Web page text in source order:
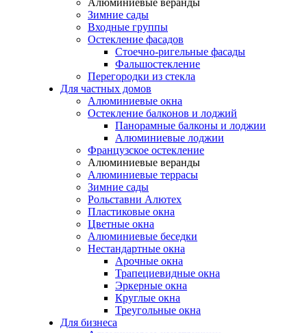
Алюминиевые веранды
Зимние сады
Входные группы
Остекление фасадов
Стоечно-ригельные фасады
Фальшостекление
Перегородки из стекла
Для частных домов
Алюминиевые окна
Остекление балконов и лоджий
Панорамные балконы и лоджии
Алюминиевые лоджии
Французское остекление
Алюминиевые веранды
Алюминиевые террасы
Зимние сады
Рольставни Алютех
Пластиковые окна
Цветные окна
Алюминиевые беседки
Нестандартные окна
Арочные окна
Трапециевидные окна
Эркерные окна
Круглые окна
Треугольные окна
Для бизнеса